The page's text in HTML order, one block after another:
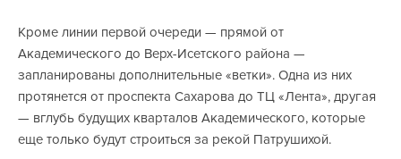
Кроме линии первой очереди — прямой от
Академического до Верх-Исетского района —
запланированы дополнительные «ветки». Одна из них
протянется от проспекта Сахарова до ТЦ «Лента», другая
— вглубь будущих кварталов Академического, которые
еще только будут строиться за рекой Патрушихой.